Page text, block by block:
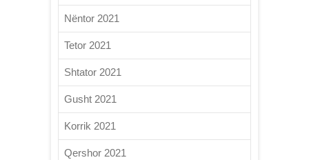
Nëntor 2021
Tetor 2021
Shtator 2021
Gusht 2021
Korrik 2021
Qershor 2021